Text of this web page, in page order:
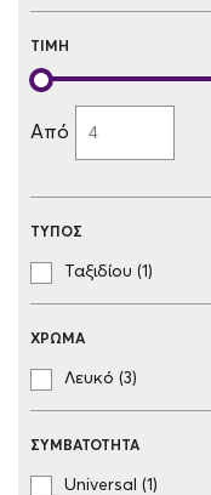
ΤΙΜΉ
Από
ΤΎΠΟΣ
Ταξιδίου (1)
ΧΡΏΜΑ
Λευκό (3)
ΣΥΜΒΑΤΌΤΗΤΑ
Universal (1)